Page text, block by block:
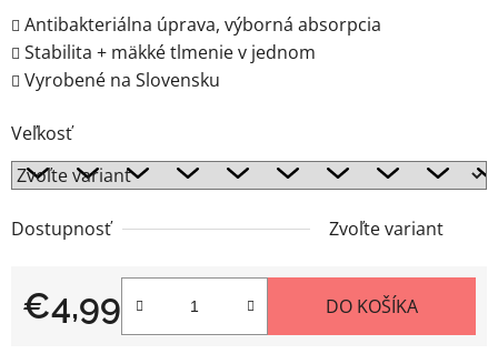
Antibakteriálna úprava, výborná absorpcia
Stabilita + mäkké tlmenie v jednom
Vyrobené na Slovensku
Veľkosť
Dostupnosť Zvoľte variant
€4,99
Jednotková cena:
DO KOŠÍKA